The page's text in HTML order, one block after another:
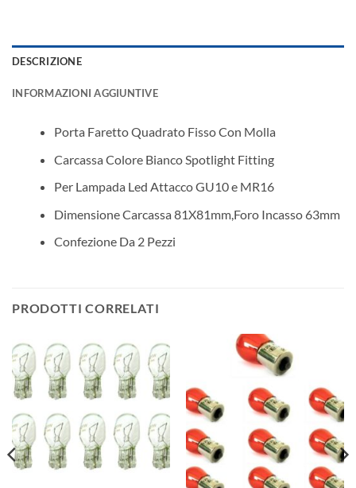
DESCRIZIONE
INFORMAZIONI AGGIUNTIVE
Porta Faretto Quadrato Fisso Con Molla
Carcassa Colore Bianco Spotlight Fitting
Per Lampada Led Attacco GU10 e MR16
Dimensione Carcassa 81X81mm,Foro Incasso 63mm
Confezione Da 2 Pezzi
PRODOTTI CORRELATI